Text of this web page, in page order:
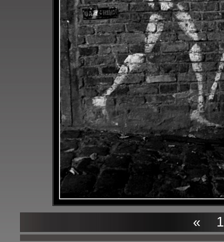
«